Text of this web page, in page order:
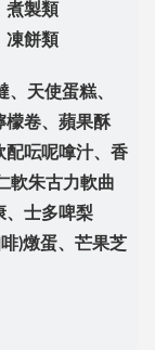
煮製類
凍餅類
天使蛋糕、
檬卷、蘋果酥
配呍呢嗱汁、香
軟朱古力軟曲
、士多啤梨
)燉蛋、芒果芝